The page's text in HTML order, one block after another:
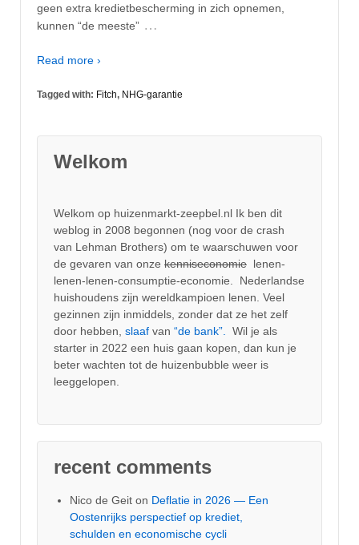
geen extra kredietbescherming in zich opnemen,
kunnen “de meeste” …
Read more ›
Tagged with: Fitch, NHG-garantie
Welkom
Welkom op huizenmarkt-zeepbel.nl Ik ben dit
weblog in 2008 begonnen (nog voor de crash
van Lehman Brothers) om te waarschuwen voor
de gevaren van onze kenniseconomie lenen-
lenen-lenen-consumptie-economie. Nederlandse
huishoudens zijn wereldkampioen lenen. Veel
gezinnen zijn inmiddels, zonder dat ze het zelf
door hebben, slaaf van “de bank”.
Wil je als
starter in 2022 een huis gaan kopen, dan kun je
beter wachten tot de huizenbubble weer is
leeggelopen.
recent comments
Nico de Geit on Deflatie in 2026 — Een
Oostenrijks perspectief op krediet,
schulden en economische cycli